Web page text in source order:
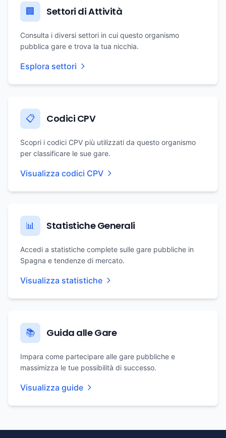
🏢 Settori di Attività
Consulta i diversi settori in cui questo organismo
pubblica gare e trova la tua nicchia.
Esplora settori
📋 Codici CPV
Scopri i codici CPV più utilizzati da questo organismo
per classificare le sue gare.
Visualizza codici CPV
📊 Statistiche Generali
Accedi a statistiche complete sulle gare pubbliche in
Spagna e tendenze di mercato.
Visualizza statistiche
📚 Guida alle Gare
Impara come partecipare alle gare pubbliche e
massimizza le tue possibilità di successo.
Visualizza guide